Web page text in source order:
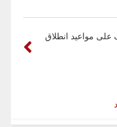
مواعيد انطلاق